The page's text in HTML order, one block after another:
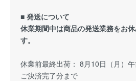
■ 発送について
休業期間中は商品の発送業務をお
す。
休業前最終出荷： 8月10日（月）
ご決済完了分まで